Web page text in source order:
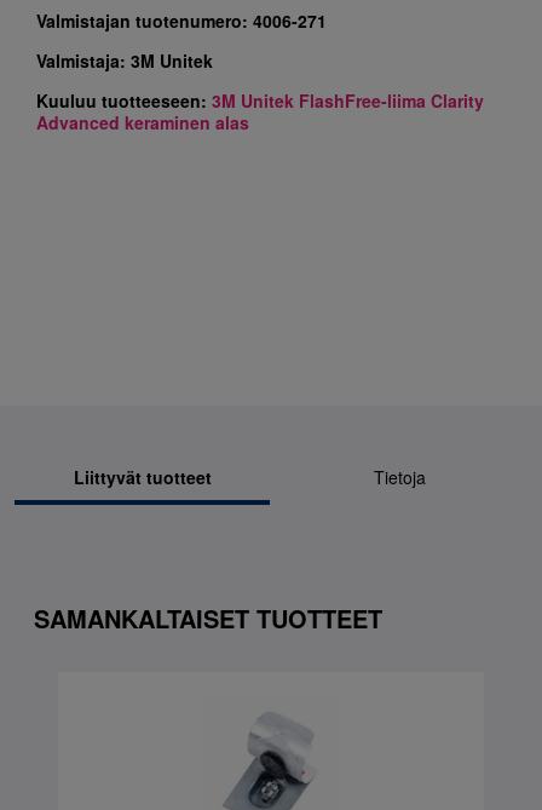
Valmistajan tuotenumero: 4006-271
Valmistaja: 3M Unitek
Kuuluu tuotteeseen: 3M Unitek FlashFree-liima Clarity
Advanced keraminen alas
Liittyvät tuotteet Tietoja
SAMANKALTAISET TUOTTEET